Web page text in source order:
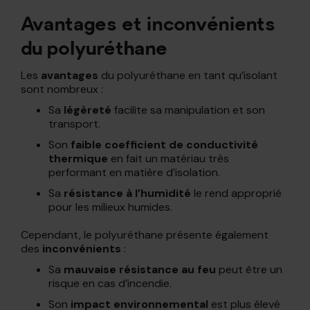
Avantages et inconvénients
du polyuréthane
Les avantages du polyuréthane en tant qu’isolant
sont nombreux :
Sa légèreté facilite sa manipulation et son
transport.
Son faible coefficient de conductivité
thermique en fait un matériau très
performant en matière d’isolation.
Sa résistance à l’humidité le rend approprié
pour les milieux humides.
Cependant, le polyuréthane présente également
des inconvénients :
Sa mauvaise résistance au feu peut être un
risque en cas d’incendie.
Son impact environnemental est plus élevé